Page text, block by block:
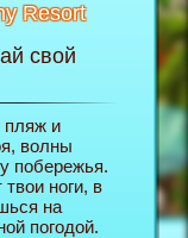
Resort
свой
пляж и
волны
побережья.
ноги, в
на
погодой.
В
на
и в